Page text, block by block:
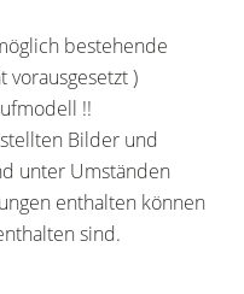
bestehende
vorausgesetzt )
!!
Bilder und
unter Umständen
enthalten können
sind.